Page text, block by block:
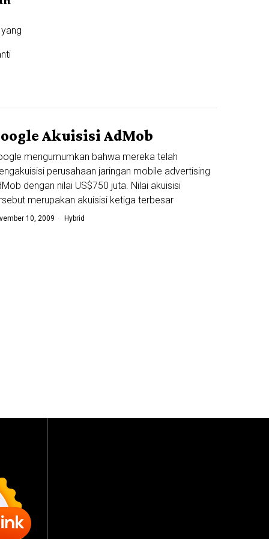
Akuisisi AdMob
mengumumkan bahwa mereka telah
perusahaan jaringan mobile advertising
dengan nilai US$750 juta. Nilai akuisisi
merupakan akuisisi ketiga terbesar
10, 2009 Hybrid